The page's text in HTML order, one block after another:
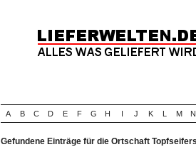
A B C D E F G H I J K L M N
Gefundene Einträge für die Ortschaft